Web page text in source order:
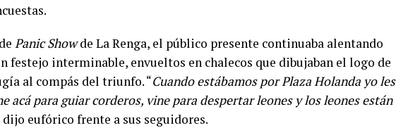
Panic Showde La Renga, el público presente continuaba alentando
festejo interminable, envueltos en chalecos que dibujaban el logo de
al compás del triunfo. “Cuando estábamos por Plaza Holanda yo les
acá para guiar corderos, vine para despertar leones y los leones están
dijo eufórico frente a sus seguidores.